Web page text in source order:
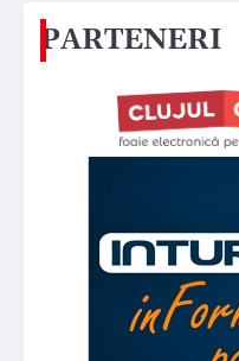
PARTENERI